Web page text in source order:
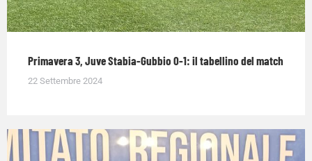
Primavera 3, Juve Stabia-Gubbio 0-1: il tabellino del match
22 Settembre 2024